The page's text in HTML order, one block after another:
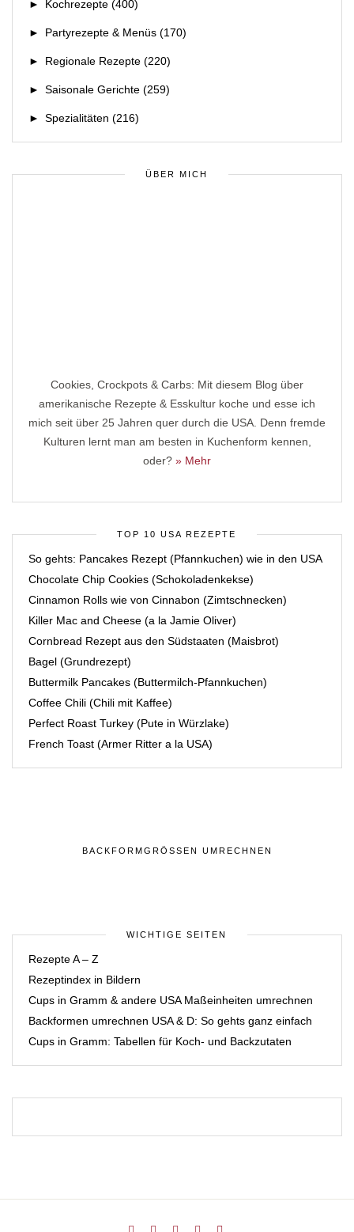
► Kochrezepte (400)
► Partyrezepte & Menüs (170)
► Regionale Rezepte (220)
► Saisonale Gerichte (259)
► Spezialitäten (216)
ÜBER MICH
Cookies, Crockpots & Carbs: Mit diesem Blog über
amerikanische Rezepte & Esskultur koche und esse ich
mich seit über 25 Jahren quer durch die USA. Denn fremde
Kulturen lernt man am besten in Kuchenform kennen,
oder? » Mehr
TOP 10 USA REZEPTE
So gehts: Pancakes Rezept (Pfannkuchen) wie in den USA
Chocolate Chip Cookies (Schokoladenkekse)
Cinnamon Rolls wie von Cinnabon (Zimtschnecken)
Killer Mac and Cheese (a la Jamie Oliver)
Cornbread Rezept aus den Südstaaten (Maisbrot)
Bagel (Grundrezept)
Buttermilk Pancakes (Buttermilch-Pfannkuchen)
Coffee Chili (Chili mit Kaffee)
Perfect Roast Turkey (Pute in Würzlake)
French Toast (Armer Ritter a la USA)
BACKFORMGRÖSSEN UMRECHNEN
WICHTIGE SEITEN
Rezepte A – Z
Rezeptindex in Bildern
Cups in Gramm & andere USA Maßeinheiten umrechnen
Backformen umrechnen USA & D: So gehts ganz einfach
Cups in Gramm: Tabellen für Koch- und Backzutaten